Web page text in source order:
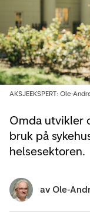
Omda utvikler
bruk på
helsesektoren.
AKSJEEKSPERT: Ole-
av Ole-